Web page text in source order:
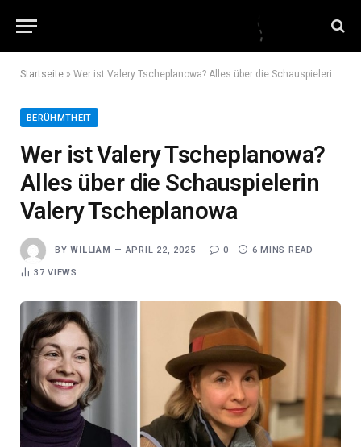
Startseite » Wer ist Valery Tscheplanowa? Alles über die Schauspielerin Valery Tscheplanowa
BERÜHMTHEIT
Wer ist Valery Tscheplanowa?
Alles über die Schauspielerin
Valery Tscheplanowa
BY WILLIAM APRIL 22, 2025 0 6 MINS READ
37VIEWS